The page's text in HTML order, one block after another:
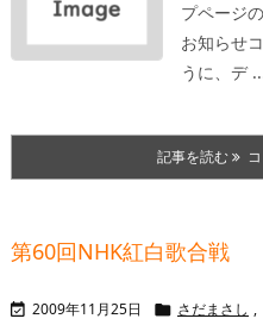
プページ
お知らせ
うに、デ
記事を読む
第60回NHK紅白歌合戦
 2009年11月25日  さだまさし ,